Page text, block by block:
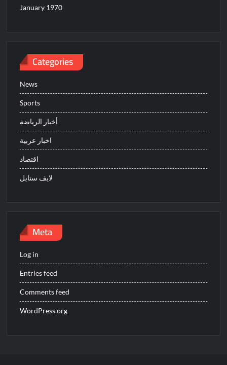
January 1970
Categories
News
Sports
أخبار الرياضة
اخبار عربية
اقتصاد
لايف ستايل
Meta
Log in
Entries feed
Comments feed
WordPress.org